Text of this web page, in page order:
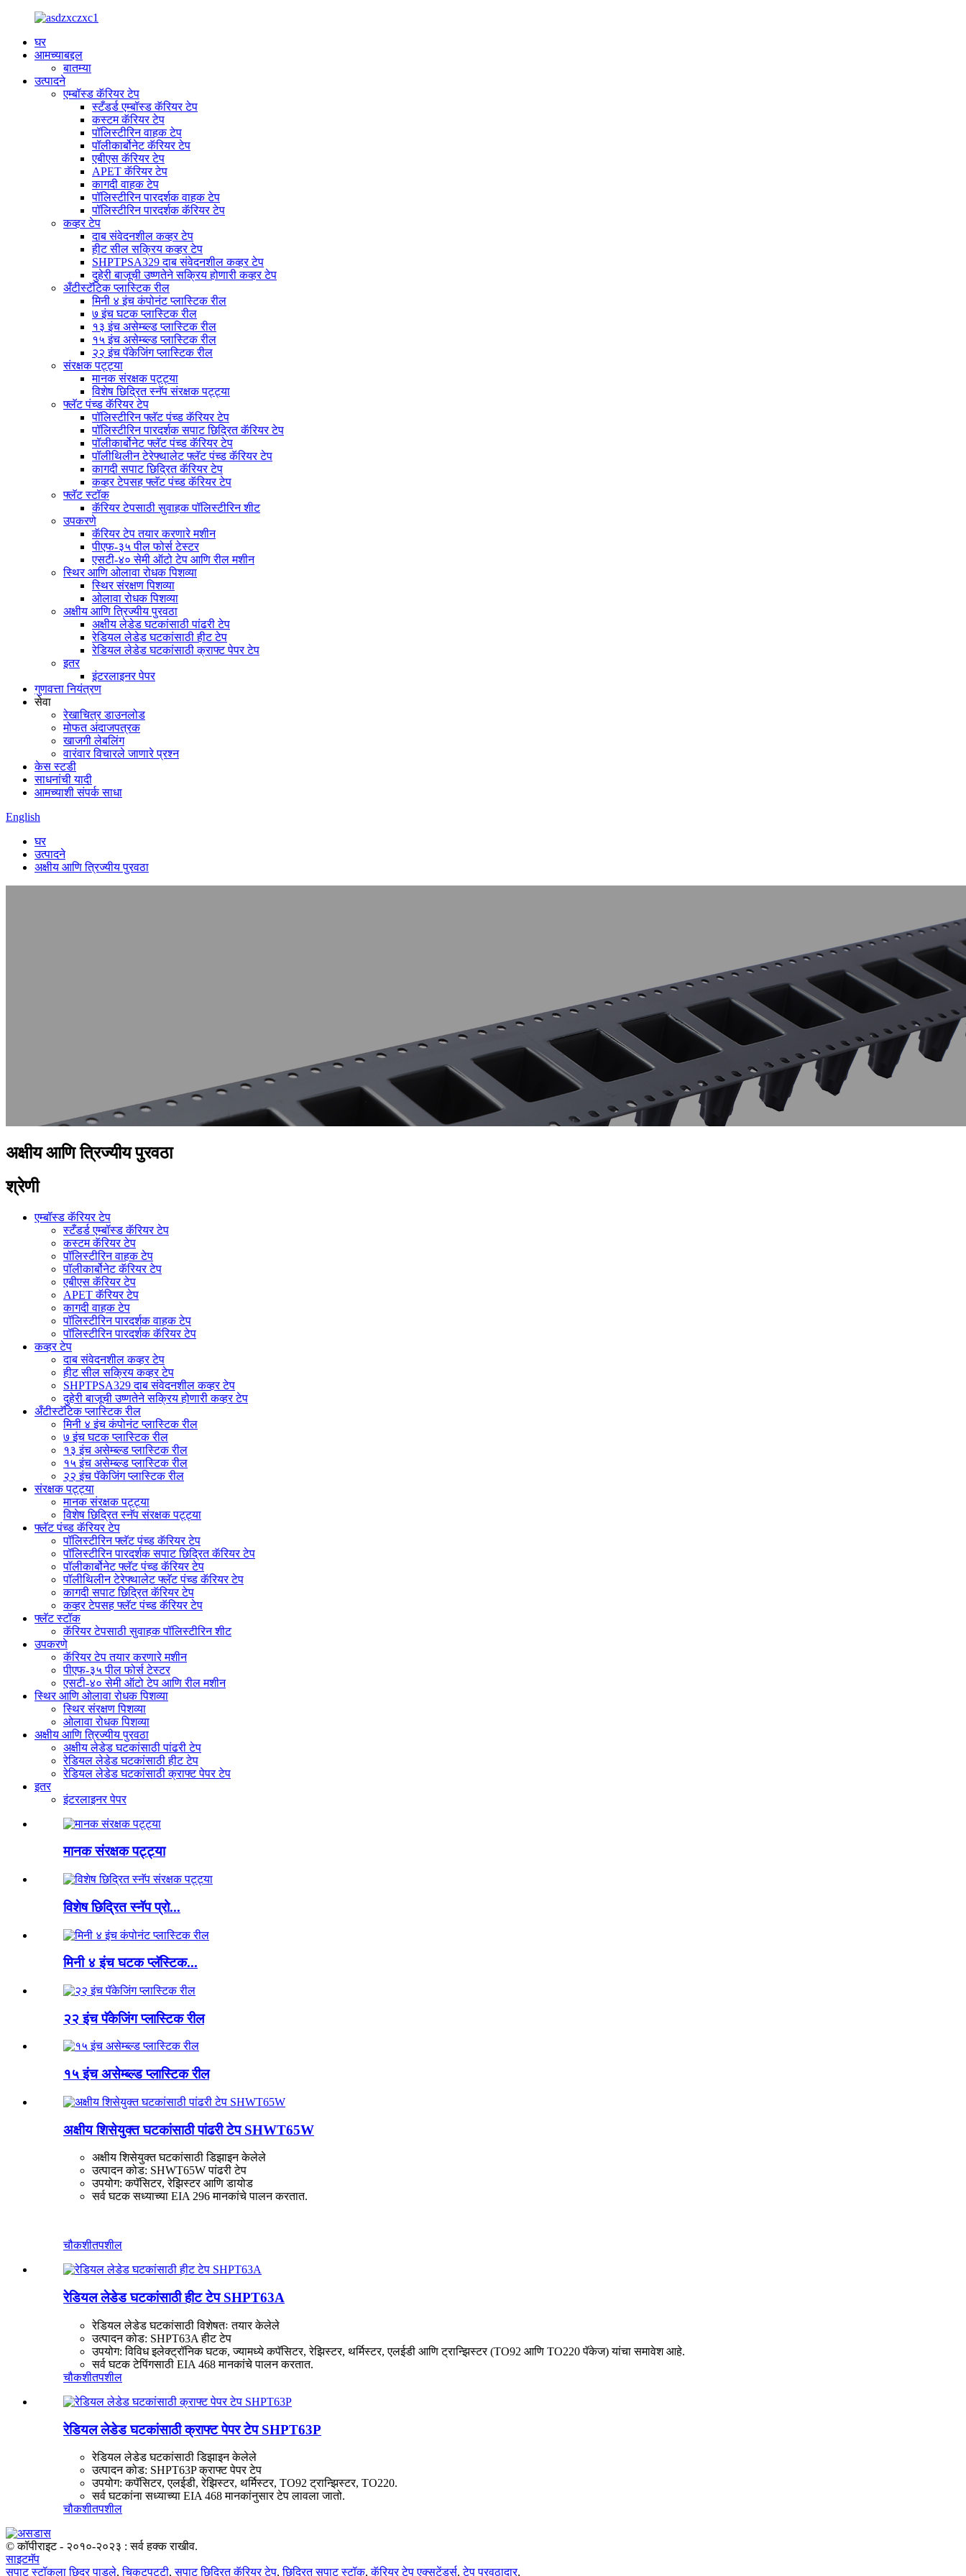
घर
आमच्याबद्दल
बातम्या
उत्पादने
एम्बॉस्ड कॅरियर टेप
स्टँडर्ड एम्बॉस्ड कॅरियर टेप
कस्टम कॅरियर टेप
पॉलिस्टीरिन वाहक टेप
पॉलीकार्बोनेट कॅरियर टेप
एबीएस कॅरियर टेप
APET कॅरियर टेप
कागदी वाहक टेप
पॉलिस्टीरिन पारदर्शक वाहक टेप
पॉलिस्टीरिन पारदर्शक कॅरियर टेप
कव्हर टेप
दाब संवेदनशील कव्हर टेप
हीट सील सक्रिय कव्हर टेप
SHPTPSA329 दाब संवेदनशील कव्हर टेप
दुहेरी बाजूची उष्णतेने सक्रिय होणारी कव्हर टेप
अँटीस्टॅटिक प्लास्टिक रील
मिनी ४ इंच कंपोनंट प्लास्टिक रील
७ इंच घटक प्लास्टिक रील
१३ इंच असेम्ब्ल्ड प्लास्टिक रील
१५ इंच असेम्ब्ल्ड प्लास्टिक रील
२२ इंच पॅकेजिंग प्लास्टिक रील
संरक्षक पट्ट्या
मानक संरक्षक पट्ट्या
विशेष छिद्रित स्नॅप संरक्षक पट्ट्या
फ्लॅट पंच्ड कॅरियर टेप
पॉलिस्टीरिन फ्लॅट पंच्ड कॅरियर टेप
पॉलिस्टीरिन पारदर्शक सपाट छिद्रित कॅरियर टेप
पॉलीकार्बोनेट फ्लॅट पंच्ड कॅरियर टेप
पॉलीथिलीन टेरेफ्थालेट फ्लॅट पंच्ड कॅरियर टेप
कागदी सपाट छिद्रित कॅरियर टेप
कव्हर टेपसह फ्लॅट पंच्ड कॅरियर टेप
फ्लॅट स्टॉक
कॅरियर टेपसाठी सुवाहक पॉलिस्टीरिन शीट
उपकरणे
कॅरियर टेप तयार करणारे मशीन
पीएफ-३५ पील फोर्स टेस्टर
एसटी-४० सेमी ऑटो टेप आणि रील मशीन
स्थिर आणि ओलावा रोधक पिशव्या
स्थिर संरक्षण पिशव्या
ओलावा रोधक पिशव्या
अक्षीय आणि त्रिज्यीय पुरवठा
अक्षीय लेडेड घटकांसाठी पांढरी टेप
रेडियल लेडेड घटकांसाठी हीट टेप
रेडियल लेडेड घटकांसाठी क्राफ्ट पेपर टेप
इतर
इंटरलाइनर पेपर
गुणवत्ता नियंत्रण
सेवा
रेखाचित्र डाउनलोड
मोफत अंदाजपत्रक
खाजगी लेबलिंग
वारंवार विचारले जाणारे प्रश्न
केस स्टडी
साधनांची यादी
आमच्याशी संपर्क साधा
English
घर
उत्पादने
अक्षीय आणि त्रिज्यीय पुरवठा
अक्षीय आणि त्रिज्यीय पुरवठा
श्रेणी
एम्बॉस्ड कॅरियर टेप
स्टँडर्ड एम्बॉस्ड कॅरियर टेप
कस्टम कॅरियर टेप
पॉलिस्टीरिन वाहक टेप
पॉलीकार्बोनेट कॅरियर टेप
एबीएस कॅरियर टेप
APET कॅरियर टेप
कागदी वाहक टेप
पॉलिस्टीरिन पारदर्शक वाहक टेप
पॉलिस्टीरिन पारदर्शक कॅरियर टेप
कव्हर टेप
दाब संवेदनशील कव्हर टेप
हीट सील सक्रिय कव्हर टेप
SHPTPSA329 दाब संवेदनशील कव्हर टेप
दुहेरी बाजूची उष्णतेने सक्रिय होणारी कव्हर टेप
अँटीस्टॅटिक प्लास्टिक रील
मिनी ४ इंच कंपोनंट प्लास्टिक रील
७ इंच घटक प्लास्टिक रील
१३ इंच असेम्ब्ल्ड प्लास्टिक रील
१५ इंच असेम्ब्ल्ड प्लास्टिक रील
२२ इंच पॅकेजिंग प्लास्टिक रील
संरक्षक पट्ट्या
मानक संरक्षक पट्ट्या
विशेष छिद्रित स्नॅप संरक्षक पट्ट्या
फ्लॅट पंच्ड कॅरियर टेप
पॉलिस्टीरिन फ्लॅट पंच्ड कॅरियर टेप
पॉलिस्टीरिन पारदर्शक सपाट छिद्रित कॅरियर टेप
पॉलीकार्बोनेट फ्लॅट पंच्ड कॅरियर टेप
पॉलीथिलीन टेरेफ्थालेट फ्लॅट पंच्ड कॅरियर टेप
कागदी सपाट छिद्रित कॅरियर टेप
कव्हर टेपसह फ्लॅट पंच्ड कॅरियर टेप
फ्लॅट स्टॉक
कॅरियर टेपसाठी सुवाहक पॉलिस्टीरिन शीट
उपकरणे
कॅरियर टेप तयार करणारे मशीन
पीएफ-३५ पील फोर्स टेस्टर
एसटी-४० सेमी ऑटो टेप आणि रील मशीन
स्थिर आणि ओलावा रोधक पिशव्या
स्थिर संरक्षण पिशव्या
ओलावा रोधक पिशव्या
अक्षीय आणि त्रिज्यीय पुरवठा
अक्षीय लेडेड घटकांसाठी पांढरी टेप
रेडियल लेडेड घटकांसाठी हीट टेप
रेडियल लेडेड घटकांसाठी क्राफ्ट पेपर टेप
इतर
इंटरलाइनर पेपर
मानक संरक्षक पट्ट्या
विशेष छिद्रित स्नॅप प्रो...
मिनी ४ इंच घटक प्लॅस्टिक...
२२ इंच पॅकेजिंग प्लास्टिक रील
१५ इंच असेम्ब्ल्ड प्लास्टिक रील
अक्षीय शिसेयुक्त घटकांसाठी पांढरी टेप SHWT65W
अक्षीय शिसेयुक्त घटकांसाठी डिझाइन केलेले
उत्पादन कोड: SHWT65W पांढरी टेप
उपयोग: कपॅसिटर, रेझिस्टर आणि डायोड
सर्व घटक सध्याच्या EIA 296 मानकांचे पालन करतात.
चौकशीतपशील
रेडियल लेडेड घटकांसाठी हीट टेप SHPT63A
रेडियल लेडेड घटकांसाठी विशेषतः तयार केलेले
उत्पादन कोड: SHPT63A हीट टेप
उपयोग: विविध इलेक्ट्रॉनिक घटक, ज्यामध्ये कपॅसिटर, रेझिस्टर, थर्मिस्टर, एलईडी आणि ट्रान्झिस्टर (TO92 आणि TO220 पॅकेज) यांचा समावेश आहे.
सर्व घटक टेपिंगसाठी EIA 468 मानकांचे पालन करतात.
चौकशीतपशील
रेडियल लेडेड घटकांसाठी क्राफ्ट पेपर टेप SHPT63P
रेडियल लेडेड घटकांसाठी डिझाइन केलेले
उत्पादन कोड: SHPT63P क्राफ्ट पेपर टेप
उपयोग: कपॅसिटर, एलईडी, रेझिस्टर, थर्मिस्टर, TO92 ट्रान्झिस्टर, TO220.
सर्व घटकांना सध्याच्या EIA 468 मानकांनुसार टेप लावला जातो.
चौकशीतपशील
© कॉपीराइट - २०१०-२०२३ : सर्व हक्क राखीव.
साइटमॅप
सपाट स्टॉकला छिद्र पाडले,चिकटपट्टी,सपाट छिद्रित कॅरियर टेप,छिद्रित सपाट स्टॉक,कॅरियर टेप एक्सटेंडर्स,टेप पुरवठादार,